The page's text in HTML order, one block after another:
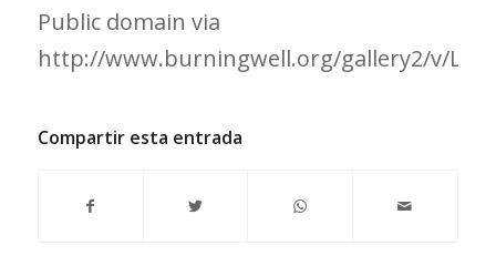
Public domain via
http://www.burningwell.org/gallery2/v/
Compartir esta entrada